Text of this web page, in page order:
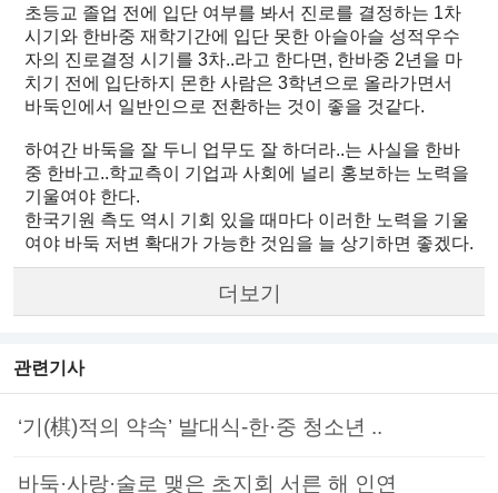
초등교 졸업 전에 입단 여부를 봐서 진로를 결정하는 1차
시기와 한바중 재학기간에 입단 못한 아슬아슬 성적우수
자의 진로결정 시기를 3차..라고 한다면, 한바중 2년을 마
치기 전에 입단하지 몬한 사람은 3학년으로 올라가면서
바둑인에서 일반인으로 전환하는 것이 좋을 것같다.
하여간 바둑을 잘 두니 업무도 잘 하더라..는 사실을 한바
중 한바고..학교측이 기업과 사회에 널리 홍보하는 노력을
기울여야 한다.
한국기원 측도 역시 기회 있을 때마다 이러한 노력을 기울
여야 바둑 저변 확대가 가능한 것임을 늘 상기하면 좋겠다.
더보기
관련기사
‘기(棋)적의 약속’ 발대식-한·중 청소년 ..
바둑·사랑·술로 맺은 초지회 서른 해 인연